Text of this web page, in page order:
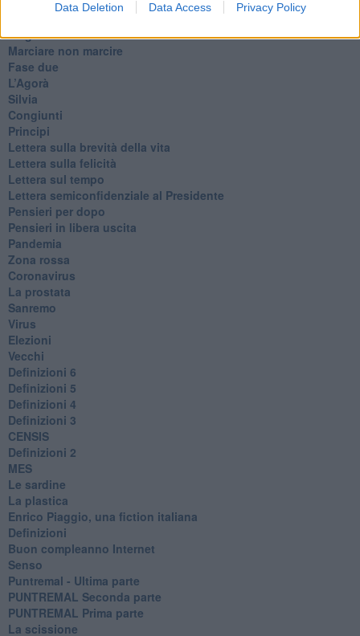
Data Deletion Data Access Privacy Policy
​La guerra dei mondi
Marciare non marcire
Fase due
L’Agorà
Silvia
Congiunti
Principi
​Lettera sulla brevità della vita
​Lettera sulla felicità
​Lettera sul tempo
Lettera semiconfidenziale al Presidente
Pensieri per dopo
​Pensieri in libera uscita
Pandemia
Zona rossa
Coronavirus
La prostata
Sanremo
Virus
Elezioni
Vecchi
Definizioni 6
Definizioni 5
Definizioni 4
Definizioni 3
CENSIS
​Definizioni 2
MES
Le sardine
La plastica
​Enrico Piaggio, una fiction italiana
Definizioni
​Buon compleanno Internet
Senso
Puntremal - Ultima parte
PUNTREMAL Seconda parte
​PUNTREMAL Prima parte
La scissione